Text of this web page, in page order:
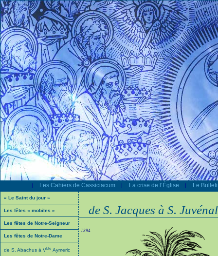
| Les Cahiers de Cassiciacum | La crise de l’Église | Le
« Le Saint du jour »
Les fêtes « mobiles »
Les fêtes de Notre-Seigneur
Les fêtes de Notre-Dame
de S. Abachus à Vble Aymeric
de S. Jacques à S. Juvénal
1394